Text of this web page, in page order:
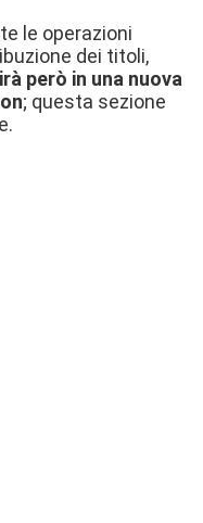
le operazioni
dei titoli,
però in una nuova
; questa sezione